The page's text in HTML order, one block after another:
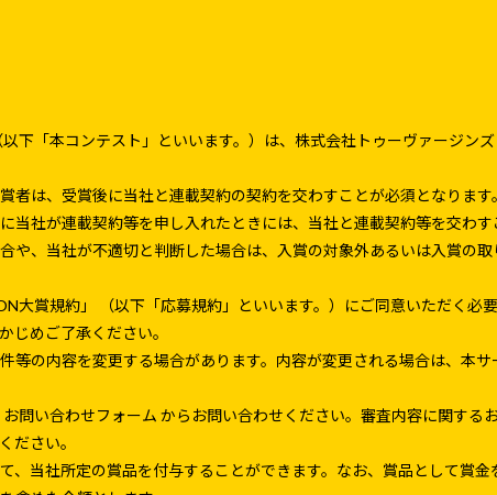
以下「本コンテスト」といいます。）は、株式会社トゥーヴァージン
者は、受賞後に当社と連載契約の契約を交わすことが必須となりま
当社が連載契約等を申し入れたときには、当社と連載契約等を交わ
や、当社が不適切と判断した場合は、入賞の対象外あるいは入賞の
大賞規約」 （以下「応募規約」といいます。）にご同意いただく必
じめご了承ください。
等の内容を変更する場合があります。内容が変更される場合は、本
問い合わせフォーム からお問い合わせください。審査内容に関する
ださい。
、当社所定の賞品を付与することができます。なお、賞品として賞